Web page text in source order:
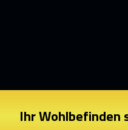
Ihr Wohlbefinden